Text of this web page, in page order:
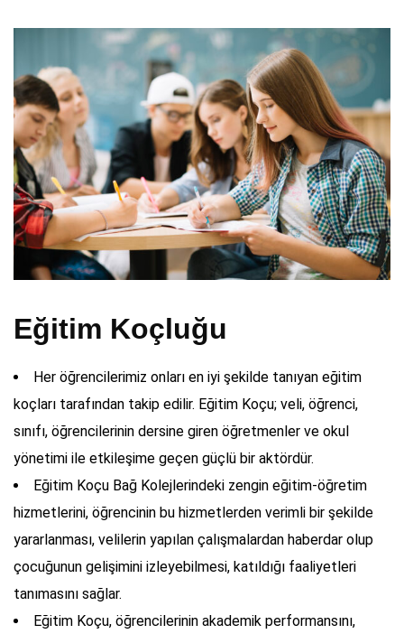
Eğitim Koçluğu
Her öğrencilerimiz onları en iyi şekilde tanıyan eğitim
koçları tarafından takip edilir. Eğitim Koçu; veli, öğrenci,
sınıfı, öğrencilerinin dersine giren öğretmenler ve okul
yönetimi ile etkileşime geçen güçlü bir aktördür.
Eğitim Koçu Bağ Kolejlerindeki zengin eğitim-öğretim
hizmetlerini, öğrencinin bu hizmetlerden verimli bir şekilde
yararlanması, velilerin yapılan çalışmalardan haberdar olup
çocuğunun gelişimini izleyebilmesi, katıldığı faaliyetleri
tanımasını sağlar.
Eğitim Koçu, öğrencilerinin akademik performansını,